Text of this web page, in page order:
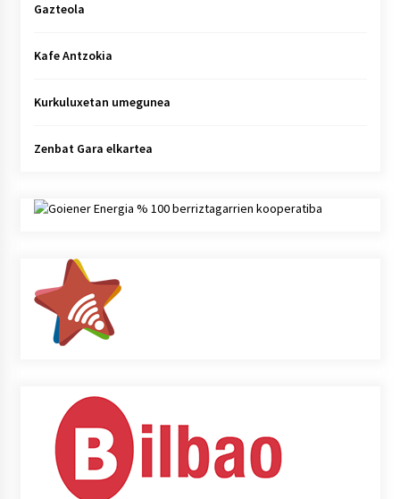
Gazteola
Kafe Antzokia
Kurkuluxetan umegunea
Zenbat Gara elkartea